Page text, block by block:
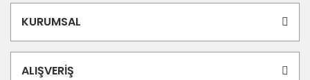
KURUMSAL
ALIŞVERİŞ